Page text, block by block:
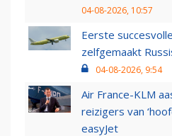
04-08-2026, 10:57
Eerste
zelfgemaakt
04-08-2026, 9:54
Air France-KLM
reizigers van
easyJet